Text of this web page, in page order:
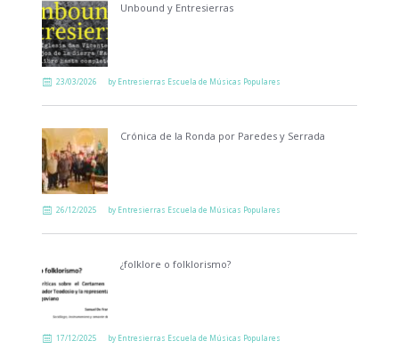
Unbound y Entresierras
23/03/2026 by Entresierras Escuela de Músicas Populares
Crónica de la Ronda por Paredes y Serrada
26/12/2025 by Entresierras Escuela de Músicas Populares
¿folklore o folklorismo?
17/12/2025 by Entresierras Escuela de Músicas Populares